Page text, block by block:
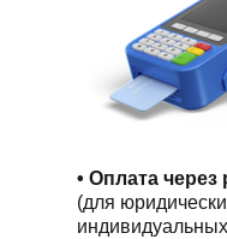
• Оплата через
(для